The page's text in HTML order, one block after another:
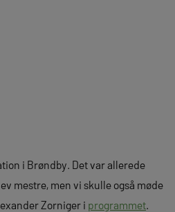
i Brøndby. Det var allerede
mestre, men vi skulle også møde
Zorniger i programmet.